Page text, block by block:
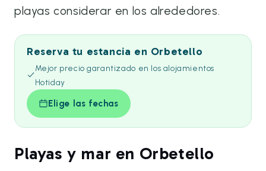
playas considerar en los alrededores.
Reserva tu estancia en Orbetello
Mejor precio garantizado en los alojamientos
Hotiday
Elige las fechas
Playas y mar en Orbetello